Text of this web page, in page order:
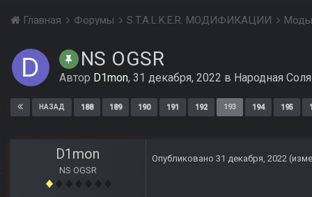
Главная Форумы S.T.A.L.K.E.R. МОДИФИКАЦИИ
NS OGSR
Автор D1mon, 31 декабря, 2022 в Народная
НАЗАД 188 189 190 191 192 193 194 195
D1mon
NS OGSR
Опубликовано 31 декабря, 2022